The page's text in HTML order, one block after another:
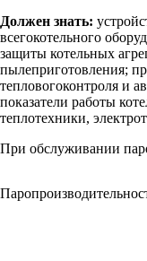
Должен знать:
всегокотельного
защиты котельных
пылеприготовления;
тепловогоконтроля и
показатели работы
теплотехники,
При обслуживании